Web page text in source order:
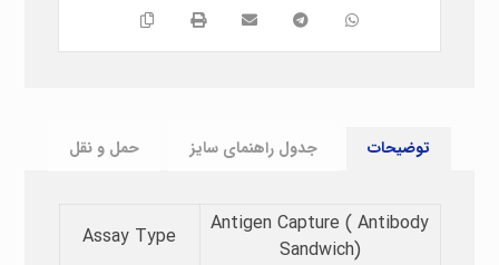
توضیحات جدول راهنمای سایز حمل و نقل
Antigen Capture ( Antibody
Sandwich)
Assay Type​